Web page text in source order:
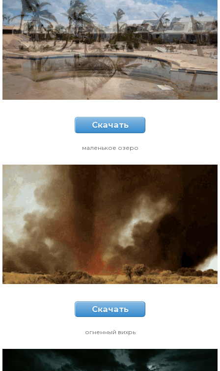
Скачать
маленькое озеро
Скачать
огненный вихрь